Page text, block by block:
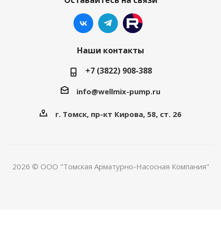
Наши контакты
+7 (3822) 908-388
info@wellmix-pump.ru
г. Томск, пр-кт Кирова, 58, ст. 26
2026 © ООО "Томская Арматурно-Насосная Компания"